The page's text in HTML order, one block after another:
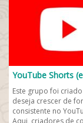
Este grupo foi
deseja crescer de
consistente no
Aqui, criadores de